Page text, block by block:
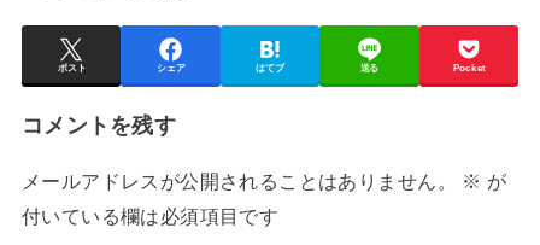
ポスト シェア はてブ 送る Pocket
コメントを残す
メールアドレスが公開されることはありません。 ※ が
付いている欄は必須項目です